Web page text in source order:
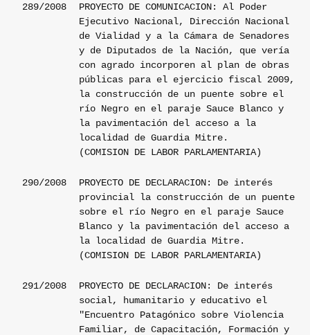
289/2008
PROYECTO DE COMUNICACION: Al Poder
Ejecutivo Nacional, Dirección Nacional
de Vialidad y a la Cámara de Senadores
y de Diputados de la Nación, que vería
con agrado incorporen al plan de obras
públicas para el ejercicio fiscal 2009,
la construcción de un puente sobre el
río Negro en el paraje Sauce Blanco y
la pavimentación del acceso a la
localidad de Guardia Mitre.
(COMISION DE LABOR PARLAMENTARIA)
290/2008
PROYECTO DE DECLARACION: De interés
provincial la construcción de un puente
sobre el río Negro en el paraje Sauce
Blanco y la pavimentación del acceso a
la localidad de Guardia Mitre.
(COMISION DE LABOR PARLAMENTARIA)
291/2008
PROYECTO DE DECLARACION: De interés
social, humanitario y educativo el
"Encuentro Patagónico sobre Violencia
Familiar, de Capacitación, Formación y